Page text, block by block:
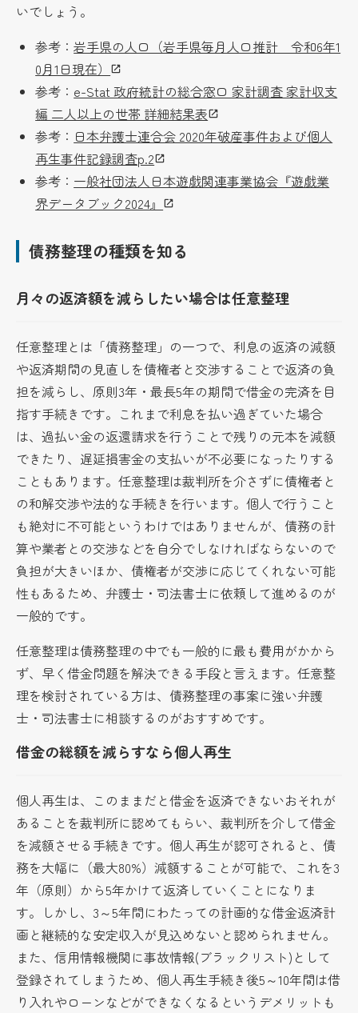
いでしょう。
参考：岩手県の人口（岩手県毎月人口推計 令和6年1
0月1日現在）
参考： e-Stat 政府統計の総合窓口 家計調査 家計収支
編 二人以上の世帯 詳細結果表
参考： 日本弁護士連合会 2020年破産事件および個人
再生事件記録調査p.2
参考： 一般社団法人日本遊戯関連事業協会『遊戯業
界データブック2024』
債務整理の種類を知る
月々の返済額を減らしたい場合は任意整理
任意整理とは「債務整理」の一つで、利息の返済の減額
や返済期間の見直しを債権者と交渉することで返済の負
担を減らし、原則3年・最長5年の期間で借金の完済を目
指す手続きです。これまで利息を払い過ぎていた場合
は、過払い金の返還請求を行うことで残りの元本を減額
できたり、遅延損害金の支払いが不必要になったりする
こともあります。任意整理は裁判所を介さずに債権者と
の和解交渉や法的な手続きを行います。個人で行うこと
も絶対に不可能というわけではありませんが、債務の計
算や業者との交渉などを自分でしなければならないので
負担が大きいほか、債権者が交渉に応じてくれない可能
性もあるため、弁護士・司法書士に依頼して進めるのが
一般的です。
任意整理は債務整理の中でも一般的に最も費用がかから
ず、早く借金問題を解決できる手段と言えます。任意整
理を検討されている方は、債務整理の事案に強い弁護
士・司法書士に相談するのがおすすめです。
借金の総額を減らすなら個人再生
個人再生は、このままだと借金を返済できないおそれが
あることを裁判所に認めてもらい、裁判所を介して借金
を減額させる手続きです。個人再生が認可されると、債
務を大幅に（最大80%）減額することが可能で、これを3
年（原則）から5年かけて返済していくことになりま
す。しかし、3～5年間にわたっての計画的な借金返済計
画と継続的な安定収入が見込めないと認められません。
また、信用情報機関に事故情報(ブラックリスト)として
登録されてしまうため、個人再生手続き後5～10年間は借
り入れやローンなどができなくなるというデメリットも